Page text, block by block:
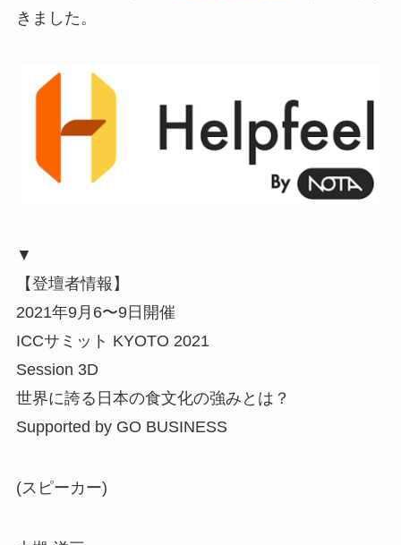
きました。
▼
【登壇者情報】
2021年9月6〜9日開催
ICCサミット KYOTO 2021
Session 3D
世界に誇る日本の食文化の強みとは？
Supported by GO BUSINESS
(スピーカー)